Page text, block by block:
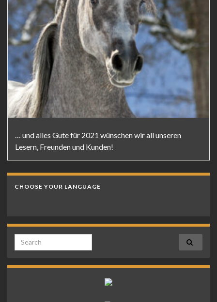
… und alles Gute für 2021 wünschen wir all unseren
Lesern, Freunden und Kunden!
CHOOSE YOUR LANGUAGE
Search for: